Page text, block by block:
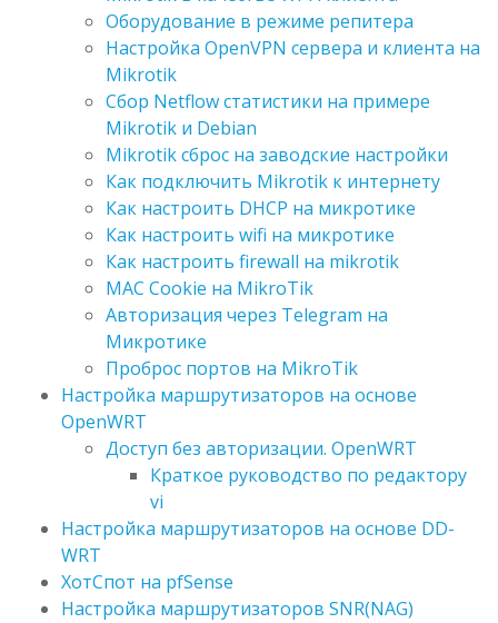
Оборудование в режиме репитера
Настройка OpenVPN сервера и клиента на
Mikrotik
Сбор Netflow статистики на примере
Mikrotik и Debian
Mikrotik сброс на заводские настройки
Как подключить Mikrotik к интернету
Как настроить DHCP на микротике
Как настроить wifi на микротике
Как настроить firewall на mikrotik
MAC Cookie на MikroTik
Авторизация через Telegram на
Микротике
Проброс портов на MikroTik
Настройка маршрутизаторов на основе
OpenWRT
Доступ без авторизации. OpenWRT
Краткое руководство по редактору
vi
Настройка маршрутизаторов на основе DD-
WRT
ХотСпот на pfSense
Настройка маршрутизаторов SNR(NAG)